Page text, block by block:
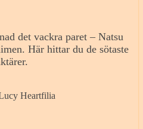
det vackra paret – Natsu
Här hittar du de sötaste
Heartfilia